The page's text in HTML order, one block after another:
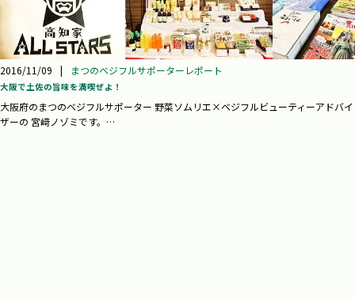
2016/11/09 | まつのベジフルサポーターレポート
大阪で土佐の旨味を満喫ぜよ！
大阪府のまつのベジフルサポーター 野菜ソムリエ×ベジフルビューティーアドバイ
ザーの 宮﨑ノゾミです。…